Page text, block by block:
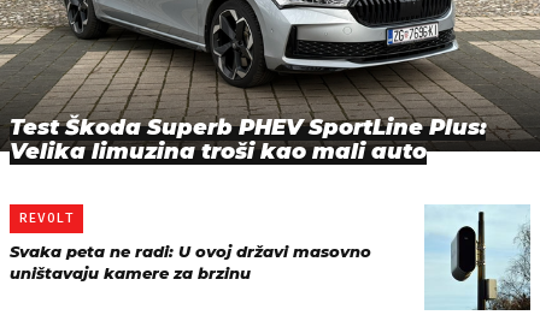
Test Škoda Superb PHEV SportLine Plus:
Velika limuzina troši kao mali auto
REVOLT
Svaka peta ne radi: U ovoj državi masovno
uništavaju kamere za brzinu